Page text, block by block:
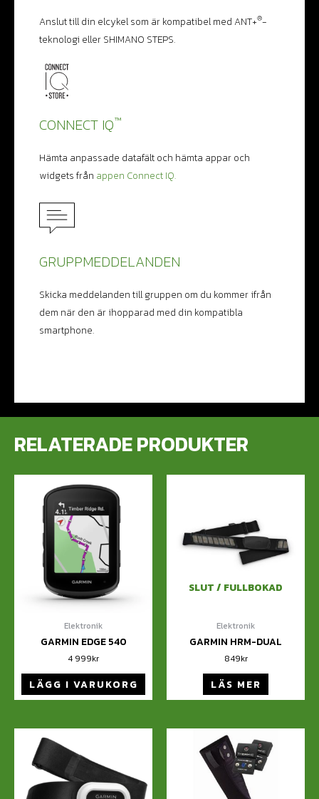
Anslut till din elcykel som är kompatibel med ANT+®-
teknologi eller SHIMANO STEPS.
CONNECT IQ™
Hämta anpassade datafält och hämta appar och
widgets från appen Connect IQ.
GRUPPMEDDELANDEN
Skicka meddelanden till gruppen om du kommer ifrån
dem när den är ihopparad med din kompatibla
smartphone.
RELATERADE PRODUKTER
Elektronik
GARMIN EDGE 540
4 999kr
LÄGG I VARUKORG
SLUT / FULLBOKAD
Elektronik
GARMIN HRM-DUAL
849kr
LÄS MER